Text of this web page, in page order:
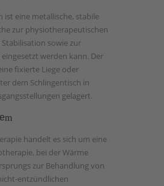
ist eine metallische, stabile
zur physiotherapeutischen
sowie zur
werden kann. Der
fixierte Liege oder
dem Schlingentisch in
gelagert.
handelt es sich um eine
bei der Wärme
zur Behandlung von
entzündlichen